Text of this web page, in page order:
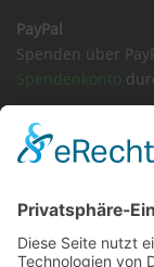
PayPal
Spenden über
Spendenkonto
Sachspenden
Amazon